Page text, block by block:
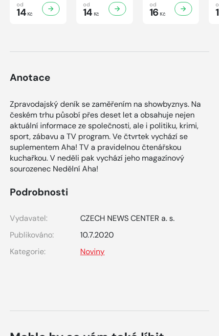
od
14Kč
od
14Kč
od
16 Kč
Anotace
Zpravodajský deník se zaměřením na showbyznys. Na
českém trhu působí přes deset let a obsahuje nejen
aktuální informace ze společnosti, ale i politiku, krimi,
sport, zábavu a TV program. Ve čtvrtek vychází se
suplementem Aha! TV a pravidelnou čtenářskou
kuchařkou. V neděli pak vychází jeho magazínový
sourozenec Nedělní Aha!
Podrobnosti
Vydavatel:
CZECH NEWS CENTER a. s.
Publikováno:
10.7.2020
Kategorie:
Noviny